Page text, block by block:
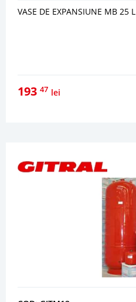
VASE DE EXPANSIUNE MB 25 L
193 47 lei